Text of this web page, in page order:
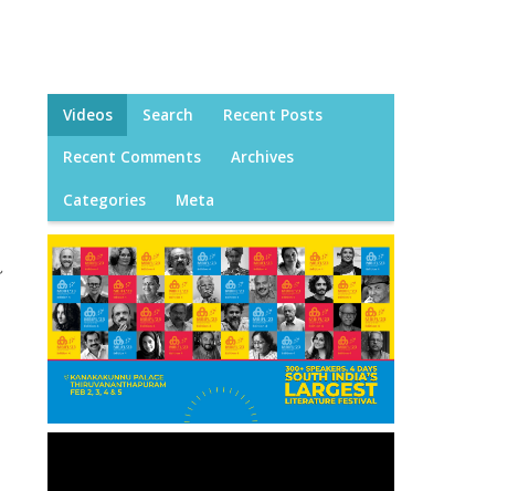
Videos Search Recent Posts
Recent Comments Archives
Categories Meta